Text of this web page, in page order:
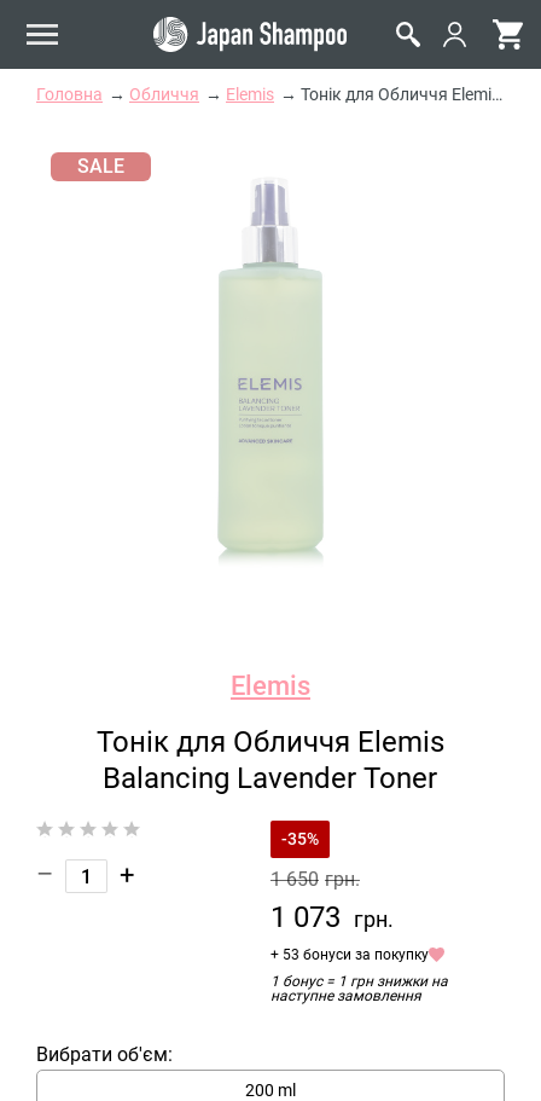
Головна Обличчя Elemis Тонік для Обличчя Elemis Balancing Lavender Toner
SALE
Elemis
Тонік для Обличчя Elemis
Balancing Lavender Toner
– +
-35%
1 650 грн.
1 073 грн.
+ 53 бонуси за покупку
1 бонус = 1 грн знижки на
наступне замовлення
Вибрати об'єм:
200 ml